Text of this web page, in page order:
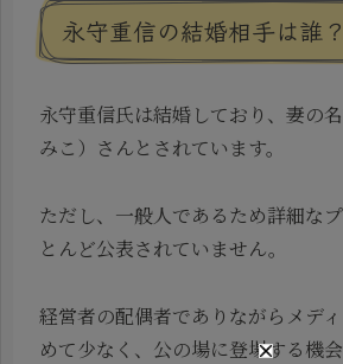
永守重信の結婚相手は誰？
永守重信氏は結婚しており、妻の
みこ）さんとされています。
ただし、一般人であるため詳細な
とんど公表されていません。
経営者の配偶者でありながらメデ
めて少なく、公の場に登場する機